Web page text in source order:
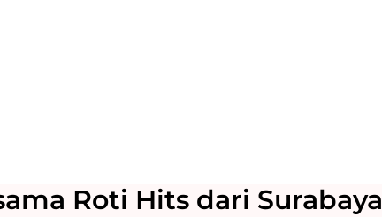
Roti Hits dari Surabaya